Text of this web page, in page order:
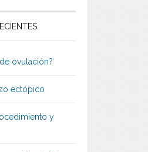
ovulación?
ectópico
y